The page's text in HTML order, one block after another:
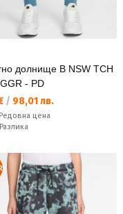
долнище B NSW TCH
- PD
цена:
/ 98,01 лв.
цена:
Редовна цена
Разлика